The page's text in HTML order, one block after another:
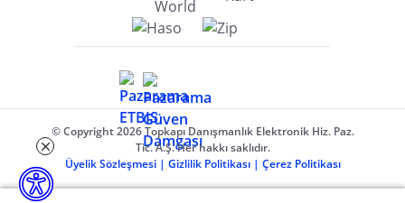
© Copyright 2026 Topkapı Danışmanlık Elektronik Hiz. Paz.
Tic. A.Ş. Her hakkı saklıdır.
Üyelik Sözleşmesi | Gizlilik Politikası | Çerez Politikası